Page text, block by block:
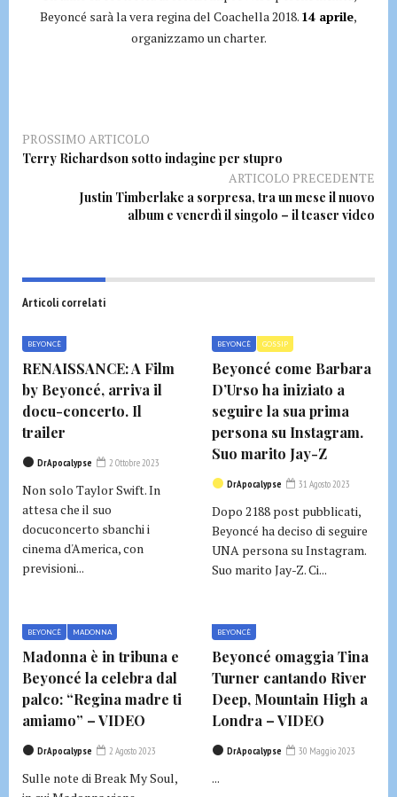
Beyoncé sarà la vera regina del Coachella 2018. 14 aprile,
organizzamo un charter.
PROSSIMO ARTICOLO
Terry Richardson sotto indagine per stupro
ARTICOLO PRECEDENTE
Justin Timberlake a sorpresa, tra un mese il nuovo
album e venerdì il singolo – il teaser video
Articoli correlati
BEYONCÈ
RENAISSANCE: A Film
by Beyoncé, arriva il
docu-concerto. Il
trailer
DrApocalypse 2 Ottobre 2023
Non solo Taylor Swift. In
attesa che il suo
docuconcerto sbanchi i
cinema d'America, con
previsioni...
BEYONCÈ GOSSIP
Beyoncé come Barbara
D’Urso ha iniziato a
seguire la sua prima
persona su Instagram.
Suo marito Jay-Z
DrApocalypse 31 Agosto 2023
Dopo 2188 post pubblicati,
Beyoncé ha deciso di seguire
UNA persona su Instagram.
Suo marito Jay-Z. Ci...
BEYONCÈ MADONNA
Madonna è in tribuna e
Beyoncé la celebra dal
palco: “Regina madre ti
amiamo” – VIDEO
DrApocalypse 2 Agosto 2023
Sulle note di Break My Soul,
BEYONCÈ
Beyoncé omaggia Tina
Turner cantando River
Deep, Mountain High a
Londra – VIDEO
DrApocalypse 30 Maggio 2023
...